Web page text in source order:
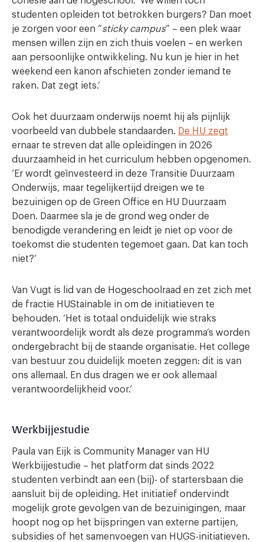
studenten opleiden tot betrokken burgers? Dan moet
je zorgen voor een “sticky campus” – een plek waar
mensen willen zijn en zich thuis voelen – en werken
aan persoonlijke ontwikkeling. Nu kun je hier in het
weekend een kanon afschieten zonder iemand te
raken. Dat zegt iets.’
Ook het duurzaam onderwijs noemt hij als pijnlijk
voorbeeld van dubbele standaarden. De HU zegt
ernaar te streven dat alle opleidingen in 2026
duurzaamheid in het curriculum hebben opgenomen.
‘Er wordt geïnvesteerd in deze Transitie Duurzaam
Onderwijs, maar tegelijkertijd dreigen we te
bezuinigen op de Green Office en HU Duurzaam
Doen. Daarmee sla je de grond weg onder de
benodigde verandering en leidt je niet op voor de
toekomst die studenten tegemoet gaan. Dat kan toch
niet?’
Van Vugt is lid van de Hogeschoolraad en zet zich met
de fractie HUStainable in om de initiatieven te
behouden. ‘Het is totaal onduidelijk wie straks
verantwoordelijk wordt als deze programma’s worden
ondergebracht bij de staande organisatie. Het college
van bestuur zou duidelijk moeten zeggen: dit is van
ons allemaal. En dus dragen we er ook allemaal
verantwoordelijkheid voor.’
Werkbijjestudie
Paula van Eijk is Community Manager van HU
Werkbijjestudie – het platform dat sinds 2022
studenten verbindt aan een (bij)- of startersbaan die
aansluit bij de opleiding. Het initiatief ondervindt
mogelijk grote gevolgen van de bezuinigingen, maar
hoopt nog op het bijspringen van externe partijen,
subsidies of het samenvoegen van HUGS-initiatieven.